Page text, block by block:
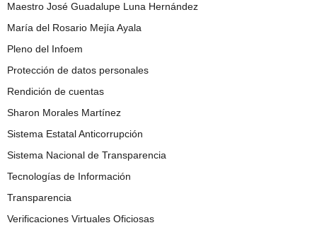
Maestro José Guadalupe Luna Hernández
María del Rosario Mejía Ayala
Pleno del Infoem
Protección de datos personales
Rendición de cuentas
Sharon Morales Martínez
Sistema Estatal Anticorrupción
Sistema Nacional de Transparencia
Tecnologías de Información
Transparencia
Verificaciones Virtuales Oficiosas